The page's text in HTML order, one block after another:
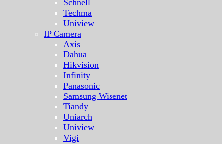
Schnell
Techma
Uniview
IP Camera
Axis
Dahua
Hikvision
Infinity
Panasonic
Samsung Wisenet
Tiandy
Uniarch
Uniview
Vigi